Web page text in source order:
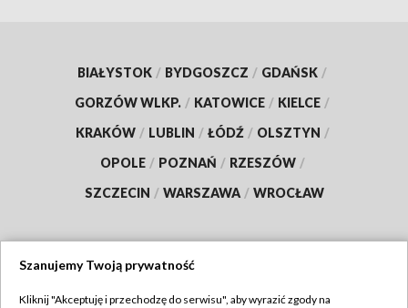
BIAŁYSTOK / BYDGOSZCZ / GDAŃSK /
GORZÓW WLKP. / KATOWICE / KIELCE /
KRAKÓW / LUBLIN / ŁÓDŹ / OLSZTYN /
OPOLE / POZNAŃ / RZESZÓW /
SZCZECIN / WARSZAWA / WROCŁAW
Szanujemy Twoją prywatność
Kliknij "Akceptuję i przechodzę do serwisu", aby wyrazić zgody na